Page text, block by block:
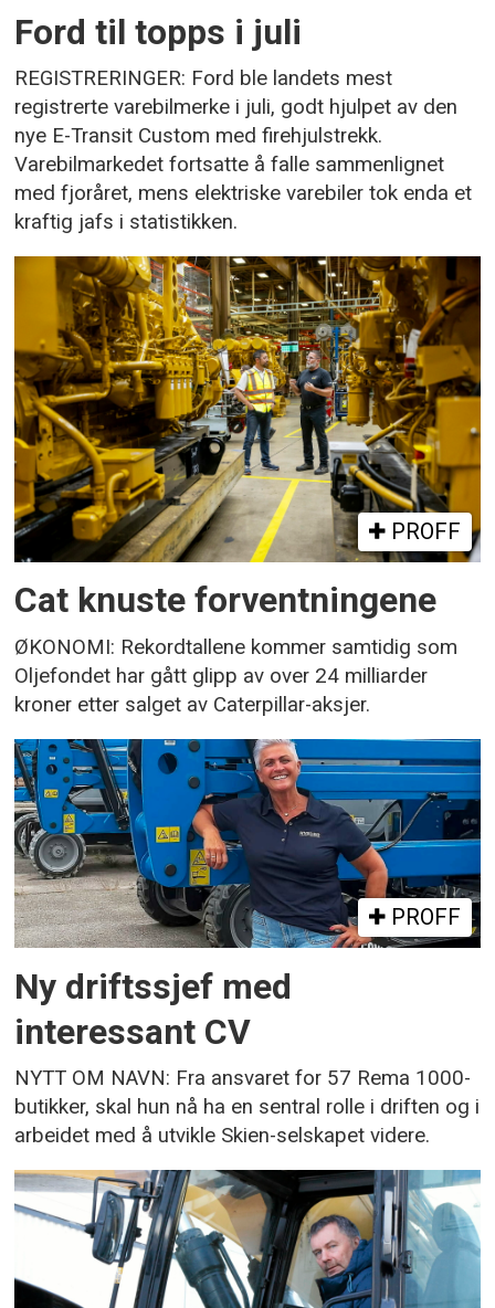
Ford til topps i juli
REGISTRERINGER: Ford ble landets mest
registrerte varebilmerke i juli, godt hjulpet av den
nye E-Transit Custom med firehjulstrekk.
Varebilmarkedet fortsatte å falle sammenlignet
med fjoråret, mens elektriske varebiler tok enda et
kraftig jafs i statistikken.
PROFF
Cat knuste forventningene
ØKONOMI: Rekordtallene kommer samtidig som
Oljefondet har gått glipp av over 24 milliarder
kroner etter salget av Caterpillar-aksjer.
PROFF
Ny driftssjef med
interessant CV
NYTT OM NAVN: Fra ansvaret for 57 Rema 1000-
butikker, skal hun nå ha en sentral rolle i driften og i
arbeidet med å utvikle Skien-selskapet videre.